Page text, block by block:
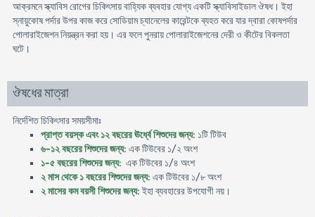
আক্রমনে স্ক্যাবিস রোগের চিকিৎসায় বাহ্যিক ব্যবহার যোগ্য একটি স্ক্যাবিসাইডাল ঔষধ। ইহা
স্নায়ুকোষ পর্দার উপর কাজ করে সোডিয়াম চ্যানেলের কারেন্টকে ব্যহত করে যার দ্বারা কোষপর্দার
পোলারাইজেশন নিয়ন্ত্রন করা হয়। এর ফলে পুনরায় পোলারাইজেশনের দেরী ও কীটের বিকলতা
ঘটে।
ঔষধের মাত্রা
নির্দেশিত চিকিৎসার সময়সীমাঃ
প্রাপ্ত বয়স্ক এবং ১২ বছরের ঊর্ধ্বে শিশুদের জন্য: ১টি টিউব
৬-১২ বছরের শিশুদের জন্য: এক টিউবের ১/২ অংশ
১-৫ বছরের শিশুদের জন্য: এক টিউবের ১/৪ অংশ
২ মাস থেকে ১ বছরের শিশুদের জন্য: এক টিউবের ১/৮ অংশ
২ মাসের কম বয়সী শিশুদের জন্য: ইহা ব্যবহারের উপযোগী নয়।